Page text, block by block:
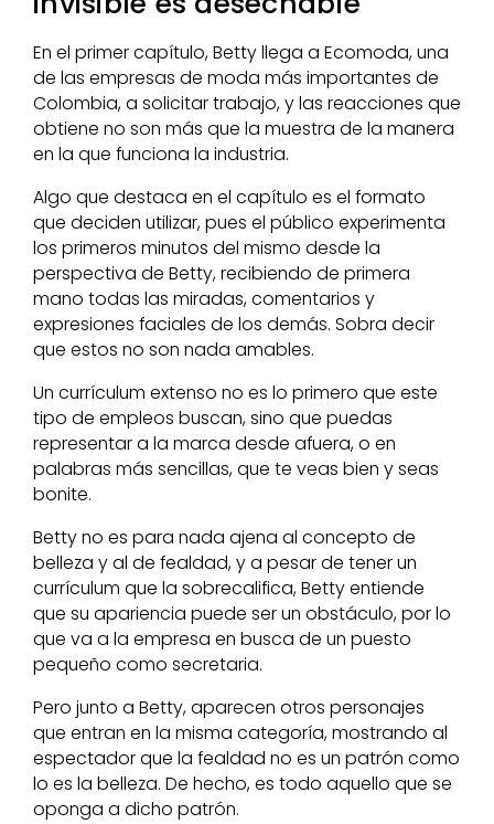
En el primer capítulo, Betty llega a Ecomoda, una
de las empresas de moda más importantes de
Colombia, a solicitar trabajo, y las reacciones que
obtiene no son más que la muestra de la manera
en la que funciona la industria.
Algo que destaca en el capítulo es el formato
que deciden utilizar, pues el público experimenta
los primeros minutos del mismo desde la
perspectiva de Betty, recibiendo de primera
mano todas las miradas, comentarios y
expresiones faciales de los demás. Sobra decir
que estos no son nada amables.
Un currículum extenso no es lo primero que este
tipo de empleos buscan, sino que puedas
representar a la marca desde afuera, o en
palabras más sencillas, que te veas bien y seas
bonite.
Betty no es para nada ajena al concepto de
belleza y al de fealdad, y a pesar de tener un
currículum que la sobrecalifica, Betty entiende
que su apariencia puede ser un obstáculo, por lo
que va a la empresa en busca de un puesto
pequeño como secretaria.
Pero junto a Betty, aparecen otros personajes
que entran en la misma categoría, mostrando al
espectador que la fealdad no es un patrón como
lo es la belleza. De hecho, es todo aquello que se
oponga a dicho patrón.